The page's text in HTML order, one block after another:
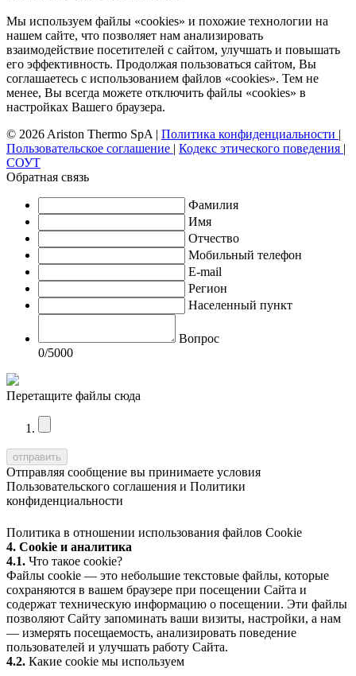
Мы используем файлы «cookies» и похожие технологии на
нашем сайте, что позволяет нам анализировать
взаимодействие посетителей с сайтом, улучшать и повышать
его эффективность. Продолжая пользоваться сайтом, Вы
соглашаетесь с использованием файлов «cookies». Тем не
менее, Вы всегда можете отключить файлы «cookies» в
настройках Вашего браузера.
© 2026 Ariston Thermo SpA | Политика конфиденциальности |
Пользовательское соглашение | Кодекс этического поведения |
СОУТ
Обратная связь
Фамилия
Имя
Отчество
Мобильный телефон
E-mail
Регион
Населенный пункт
Вопрос
0/5000
Перетащите файлы сюда
Отправляя сообщение вы принимаете условия
Пользовательского соглашения и Политики
конфиденциальности
Политика в отношении использования файлов Cookie
4. Cookie и аналитика
4.1. Что такое cookie?
Файлы cookie — это небольшие текстовые файлы, которые
сохраняются в вашем браузере при посещении Сайта и
содержат техническую информацию о посещении. Эти файлы
позволяют Сайту запоминать ваши визиты, настройки, а нам
— измерять посещаемость, анализировать поведение
пользователей и улучшать работу Сайта.
4.2. Какие cookie мы используем